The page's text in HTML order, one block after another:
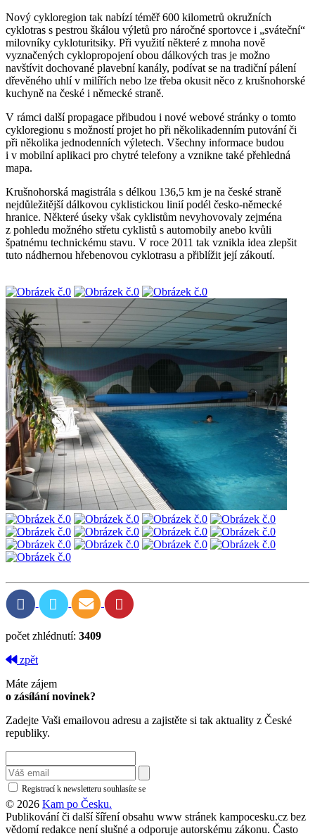
Nový cykloregion tak nabízí téměř 600 kilometrů okružních
cyklotras s pestrou škálou výletů pro náročné sportovce i „sváteční“
milovníky cykloturitsiky. Při využití některé z mnoha nově
vyznačených cyklopropojení obou dálkových tras je možno
navštívit dochované plavební kanály, podívat se na tradiční pálení
dřevěného uhlí v milířích nebo lze třeba okusit něco z krušnohorské
kuchyně na české i německé straně.
V rámci další propagace přibudou i nové webové stránky o tomto
cykloregionu s možností projet ho při několikadenním putování či
při několika jednodenních výletech. Všechny informace budou
i v mobilní aplikaci pro chytré telefony a vznikne také přehledná
mapa.
Krušnohorská magistrála s délkou 136,5 km je na české straně
nejdůležitější dálkovou cyklistickou linií podél česko-německé
hranice. Některé úseky však cyklistům nevyhovovaly zejména
z pohledu možného střetu cyklistů s automobily anebo kvůli
špatnému technickému stavu. V roce 2011 tak vznikla idea zlepšit
tuto nádhernou hřebenovou cyklotrasu a přiblížit její zákoutí.
počet zhlédnutí: 3409
zpět
Máte zájem
o zásílání novinek?
Zadejte Vaši emailovou adresu a zajistěte si tak aktuality z České
republiky.
Registrací k newsletteru souhlasíte se
© 2026 Kam po Česku.
Publikování či další šíření obsahu www stránek kampocesku.cz bez
vědomí redakce není slušné a odporuje autorskému zákonu. Často